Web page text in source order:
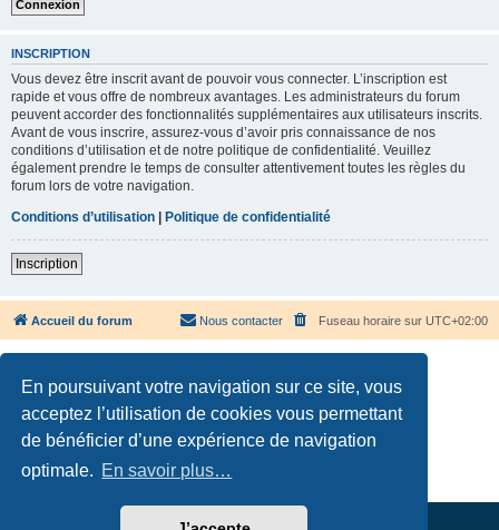
En poursuivant votre navigation sur ce site, vous
acceptez l’utilisation de cookies vous permettant
de bénéficier d’une expérience de navigation
optimale. En savoir plus…
INSCRIPTION
Vous devez être inscrit avant de pouvoir vous connecter. L’inscription est
rapide et vous offre de nombreux avantages. Les administrateurs du forum
peuvent accorder des fonctionnalités supplémentaires aux utilisateurs inscrits.
Avant de vous inscrire, assurez-vous d’avoir pris connaissance de nos
conditions d’utilisation et de notre politique de confidentialité. Veuillez
également prendre le temps de consulter attentivement toutes les règles du
forum lors de votre navigation.
Conditions d’utilisation
Politique de confidentialité
Inscription
Accueil du forum Fuseau horaire sur UTC+02:00
Nous contacter
Développé parphpBB® Forum Software © phpBB Limited
Confidentialité